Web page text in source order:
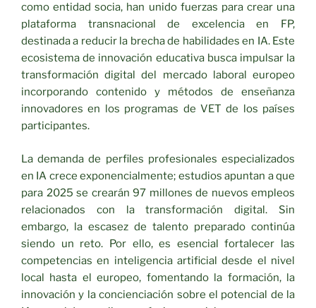
como entidad socia, han unido fuerzas para crear una
plataforma transnacional de excelencia en FP,
destinada a reducir la brecha de habilidades en IA. Este
ecosistema de innovación educativa busca impulsar la
transformación digital del mercado laboral europeo
incorporando contenido y métodos de enseñanza
innovadores en los programas de VET de los países
participantes.
La demanda de perfiles profesionales especializados
en IA crece exponencialmente; estudios apuntan a que
para 2025 se crearán 97 millones de nuevos empleos
relacionados con la transformación digital. Sin
embargo, la escasez de talento preparado continúa
siendo un reto. Por ello, es esencial fortalecer las
competencias en inteligencia artificial desde el nivel
local hasta el europeo, fomentando la formación, la
innovación y la concienciación sobre el potencial de la